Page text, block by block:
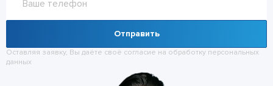
Отправить
Оставляя заявку, Вы даёте своё согласие на обработку персональных
данных